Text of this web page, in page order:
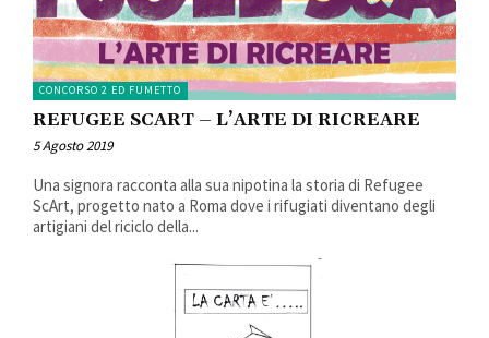
CONCORSO 2 ED FUMETTO
REFUGEE SCART – L’ARTE DI RICREARE
5 Agosto 2019
Una signora racconta alla sua nipotina la storia di Refugee
ScArt, progetto nato a Roma dove i rifugiati diventano degli
artigiani del riciclo della...